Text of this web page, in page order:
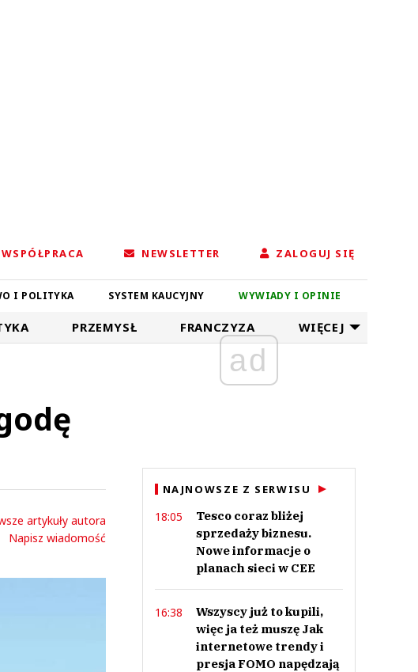
WSPÓŁPRACA NEWSLETTER ZALOGUJ SIĘ
I POLITYKA SYSTEM KAUCYJNY WYWIADY I OPINIE
PRZEMYSŁ FRANCZYZA WIĘCEJ
artykuły autora
Napisz wiadomość
ad
NAJNOWSZE Z SERWISU
18:05
Tesco coraz bliżej
sprzedaży biznesu.
Nowe informacje o
planach sieci w CEE
16:38
Wszyscy już to kupili,
więc ja też muszę Jak
internetowe trendy i
presja FOMO napędzają